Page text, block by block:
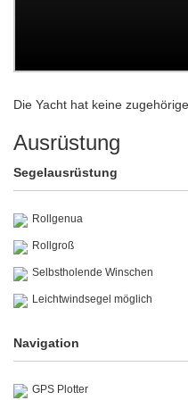
Die Yacht hat keine
Ausrüstung
Segelausrüstung
Rollgenua
Rollgroß
Selbstholende Winschen
Leichtwindsegel möglich
Navigation
GPS Plotter